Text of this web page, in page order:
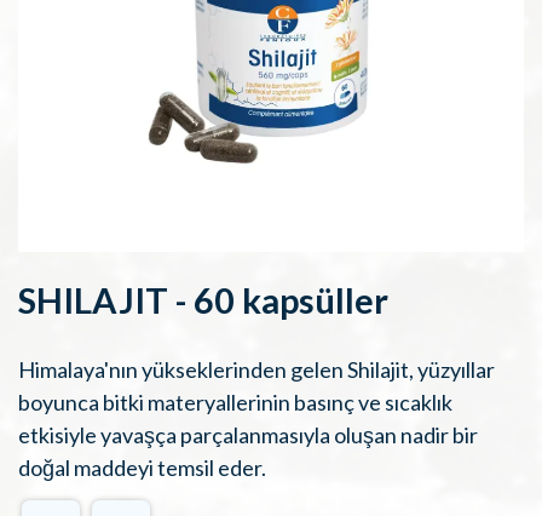
SHILAJIT - 60 kapsüller
Himalaya'nın yükseklerinden gelen Shilajit, yüzyıllar
boyunca bitki materyallerinin basınç ve sıcaklık
etkisiyle yavaşça parçalanmasıyla oluşan nadir bir
doğal maddeyi temsil eder.